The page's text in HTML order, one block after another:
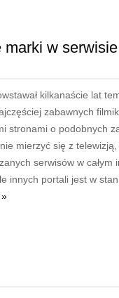
marki w
kilkanaście lat
zabawnych
stronami o podobnych
mierzyć się z
serwisów w całym
innych portali jest w
»